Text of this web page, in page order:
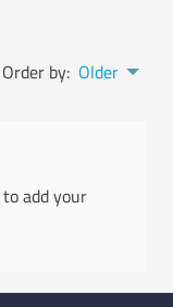
Order by: Older
to add your